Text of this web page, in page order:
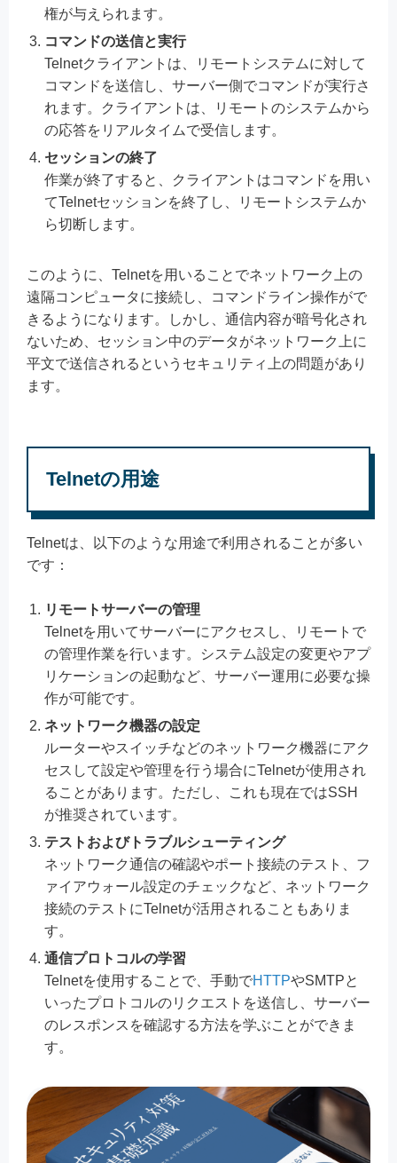
権が与えられます。
コマンドの送信と実行
Telnetクライアントは、リモートシステムに対して
コマンドを送信し、サーバー側でコマンドが実行さ
れます。クライアントは、リモートのシステムから
の応答をリアルタイムで受信します。
セッションの終了
作業が終了すると、クライアントはコマンドを用い
てTelnetセッションを終了し、リモートシステムか
ら切断します。
このように、Telnetを用いることでネットワーク上の
遠隔コンピュータに接続し、コマンドライン操作がで
きるようになります。しかし、通信内容が暗号化され
ないため、セッション中のデータがネットワーク上に
平文で送信されるというセキュリティ上の問題があり
ます。
Telnetの用途
Telnetは、以下のような用途で利用されることが多い
です：
リモートサーバーの管理
Telnetを用いてサーバーにアクセスし、リモートで
の管理作業を行います。システム設定の変更やアプ
リケーションの起動など、サーバー運用に必要な操
作が可能です。
ネットワーク機器の設定
ルーターやスイッチなどのネットワーク機器にアク
セスして設定や管理を行う場合にTelnetが使用され
ることがあります。ただし、これも現在ではSSH
が推奨されています。
テストおよびトラブルシューティング
ネットワーク通信の確認やポート接続のテスト、フ
ァイアウォール設定のチェックなど、ネットワーク
接続のテストにTelnetが活用されることもありま
す。
通信プロトコルの学習
Telnetを使用することで、手動でHTTPやSMTPと
いったプロトコルのリクエストを送信し、サーバー
のレスポンスを確認する方法を学ぶことができま
す。